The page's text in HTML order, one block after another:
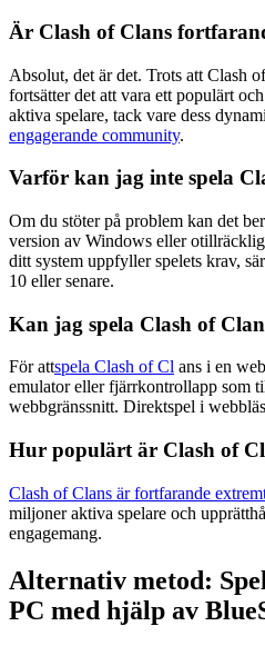
Är Clash of Clans
Absolut, det är det. Trots att Clash
fortsätter det att vara ett populärt
aktiva spelare, tack vare dess
engagerande community.
Varför kan jag inte spela
Om du stöter på problem kan det
version av Windows eller
ditt system uppfyller spelets krav,
10 eller senare.
Kan jag spela Clash of
För attspela Clash of Cl ans i en
emulator eller fjärrkontrollapp som
webbgränssnitt. Direktspel i
Hur populärt är Clash of
Clash of Clans är fortfarande
miljoner aktiva spelare och
engagemang.
Alternativ metod:
PC med hjälp av